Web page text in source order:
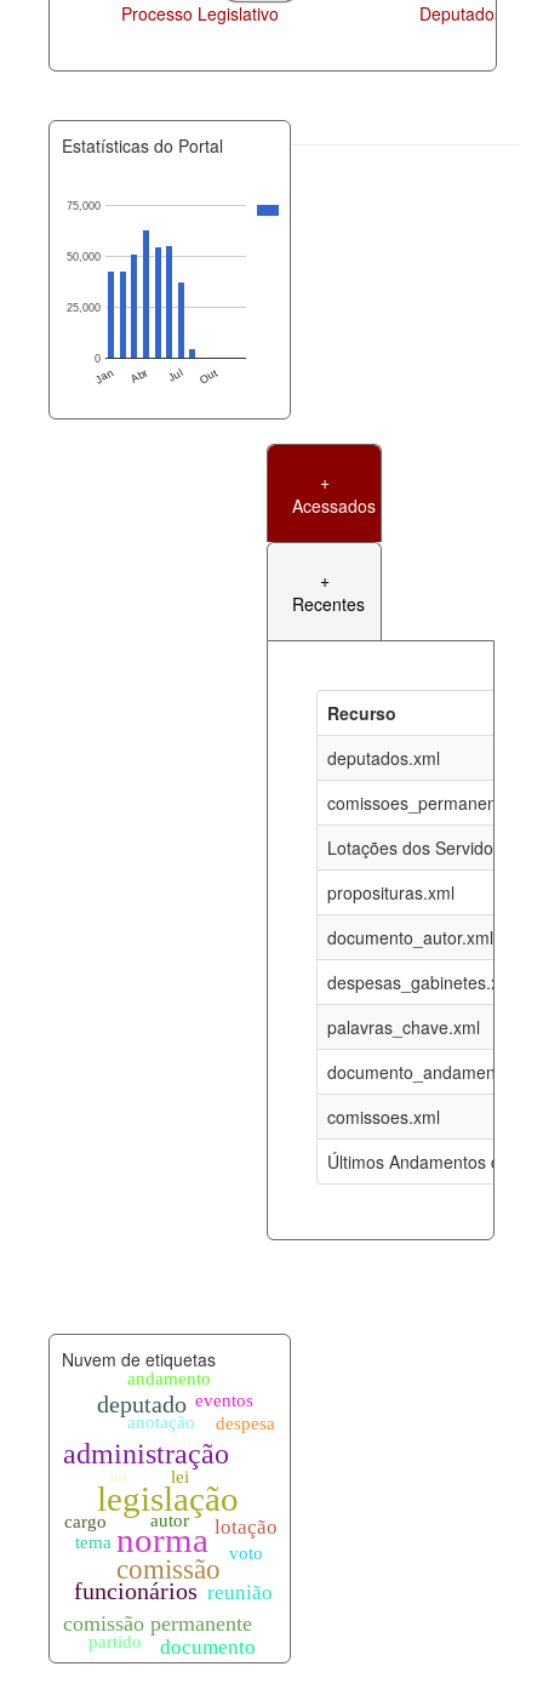
Processo Legislativo Deputados
Estatísticas do Portal
Jan Abr Jul Out
0
25,000
50,000
75,000
+
Acessados
+
Recentes
Recurso
deputados.xml
Lotações dos Servidores
proposituras.xml
documento_autor.xml
despesas_gabinetes.xml
palavras_chave.xml
documento_andamento.xml
comissoes.xml
Últimos Andamentos de
documento_andamento_atual.xml
06-08-
funcionarios_lotacoes.xml
funcionarios_cargos.xml 12-05-
06-08-
documento_andamento.xml 06-08-
palavras_chave.xml 06-08-
legislacao_norma_anotacoes.xml
Nuvem de etiquetas